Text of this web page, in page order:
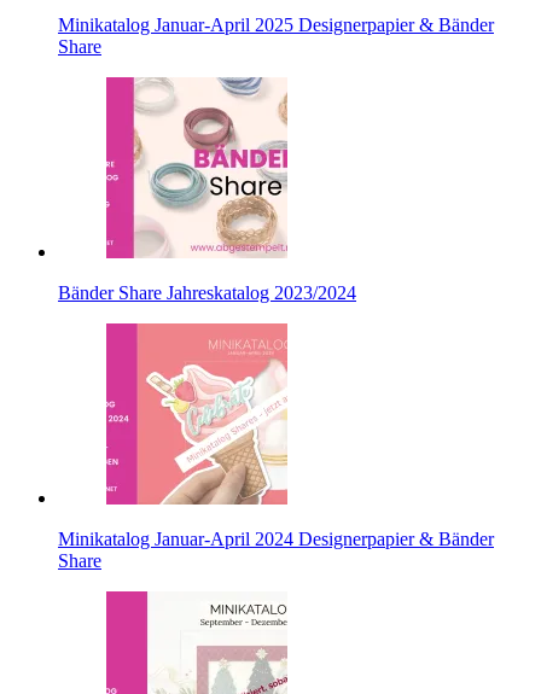
Minikatalog Januar-April 2025 Designerpapier & Bänder
Share
Bänder Share Jahreskatalog 2023/2024
Minikatalog Januar-April 2024 Designerpapier & Bänder
Share